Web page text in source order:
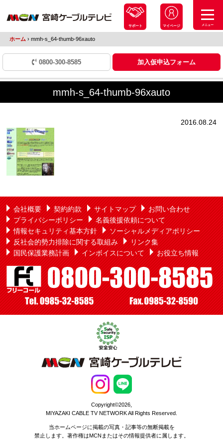
サポート マイページ メニュー
ホーム ›mmh-s_64-thumb-96xauto
0800-300-8585 加入仮申込フォーム
mmh-s_64-thumb-96xauto
2016.08.24
会社概要 契約約款 サイトマップ
お問い合わせ
プライバシーポリシー
名義後援依頼について
情報セキュリティ基本方針
ソーシャルメディアポリシー
反社会的勢力排除に関する取組み
リンク集
国民保護業務計画
インボイスについて お役立ち情報
Copyright©2026,
MIYAZAKI CABLE TV NETWORK All Rights Reserved.
当ホームページに掲載の写真・記事等の無断掲載を
禁止します。著作権はMCNまたはその情報提供者に属します。